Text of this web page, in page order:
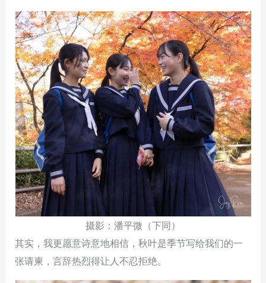
摄影：潘平微（下同）
其实，我更愿意诗意地相信，秋叶是季节写给我们的一
张请柬，言辞热烈得让人不忍拒绝。